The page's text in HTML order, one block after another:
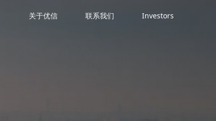
关于优信 联系我们 Investors